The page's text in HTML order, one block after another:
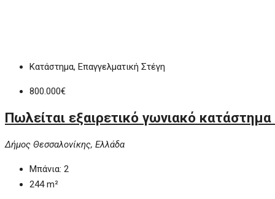
Κατάστημα, Επαγγελματική Στέγη
800.000€
Πωλείται εξαιρετικό γωνιακό
Δήμος Θεσσαλονίκης, Ελλάδα
Μπάνια: 2
244 m²